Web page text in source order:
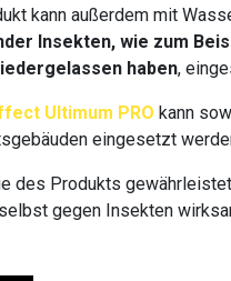
kann außerdem mit
Insekten, wie zum
haben,
Ultimum PRO kann
eingesetzt
des Produkts
gegen Insekten